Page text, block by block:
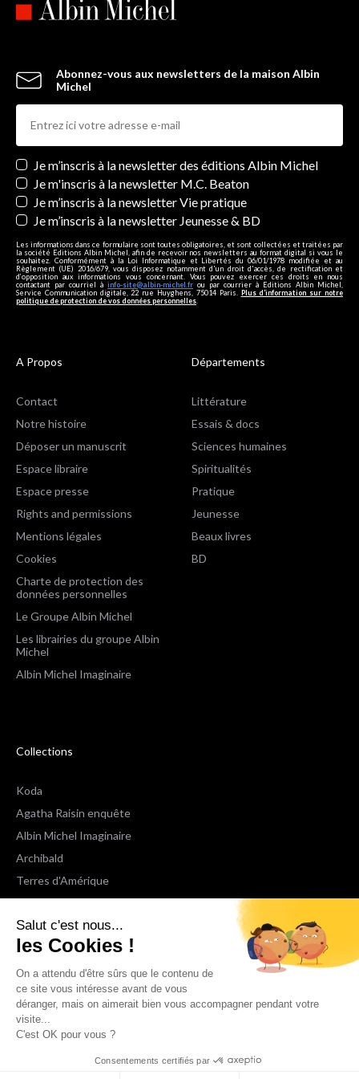
Salut c'est nous...
les Cookies !
On a attendu d'être sûrs que le contenu de
ce site vous intéresse avant de vous
déranger, mais on aimerait bien vous accompagner pendant votre
visite...
C'est OK pour vous ?
Consentements certifiés par
Abonnez-vous aux newsletters de la maison Albin
Michel
Newsletters
Je m’inscris à la newsletter des éditions Albin Michel
Je m'inscris à la newsletter M.C. Beaton
Je m’inscris à la newsletter Vie pratique
Je m’inscris à la newsletter Jeunesse & BD
Les informations dans ce formulaire sont toutes obligatoires, et sont collectées et traitées par
la société Editions Albin Michel, afin de recevoir nos newsletters au format digital si vous le
souhaitez. Conformément à la Loi Informatique et Libertés du 06/01/1978 modifiée et au
Règlement (UE) 2016/679, vous disposez notamment d'un droit d'accès, de rectification et
d’opposition aux informations vous concernant. Vous pouvez exercer ces droits en nous
contactant par courriel à info-site@albin-michel.fr ou par courrier à Editions Albin Michel,
Service Communication digitale, 22 rue Huyghens, 75014 Paris. Plus d’information sur notre
politique de protection de vos données personnelles
A Propos
Contact
Notre histoire
Déposer un manuscrit
Espace libraire
Espace presse
Rights and permissions
Mentions légales
Cookies
Charte de protection des
données personnelles
Le Groupe Albin Michel
Les librairies du groupe Albin
Michel
Albin Michel Imaginaire
Départements
Littérature
Essais & docs
Sciences humaines
Spiritualités
Pratique
Jeunesse
Beaux livres
BD
Collections
Koda
Agatha Raisin enquête
Albin Michel Imaginaire
Archibald
Terres d'Amérique
Espaces Libres Poche
NOX
Wiz
Voir toutes les collections
Nous suivre